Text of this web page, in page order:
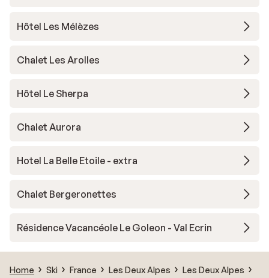
Hôtel Les Mélèzes
Chalet Les Arolles
Hôtel Le Sherpa
Chalet Aurora
Hotel La Belle Etoile - extra
Chalet Bergeronettes
Résidence Vacancéole Le Goleon - Val Ecrin
Home Ski France Les Deux Alpes
Les Deux Alpes